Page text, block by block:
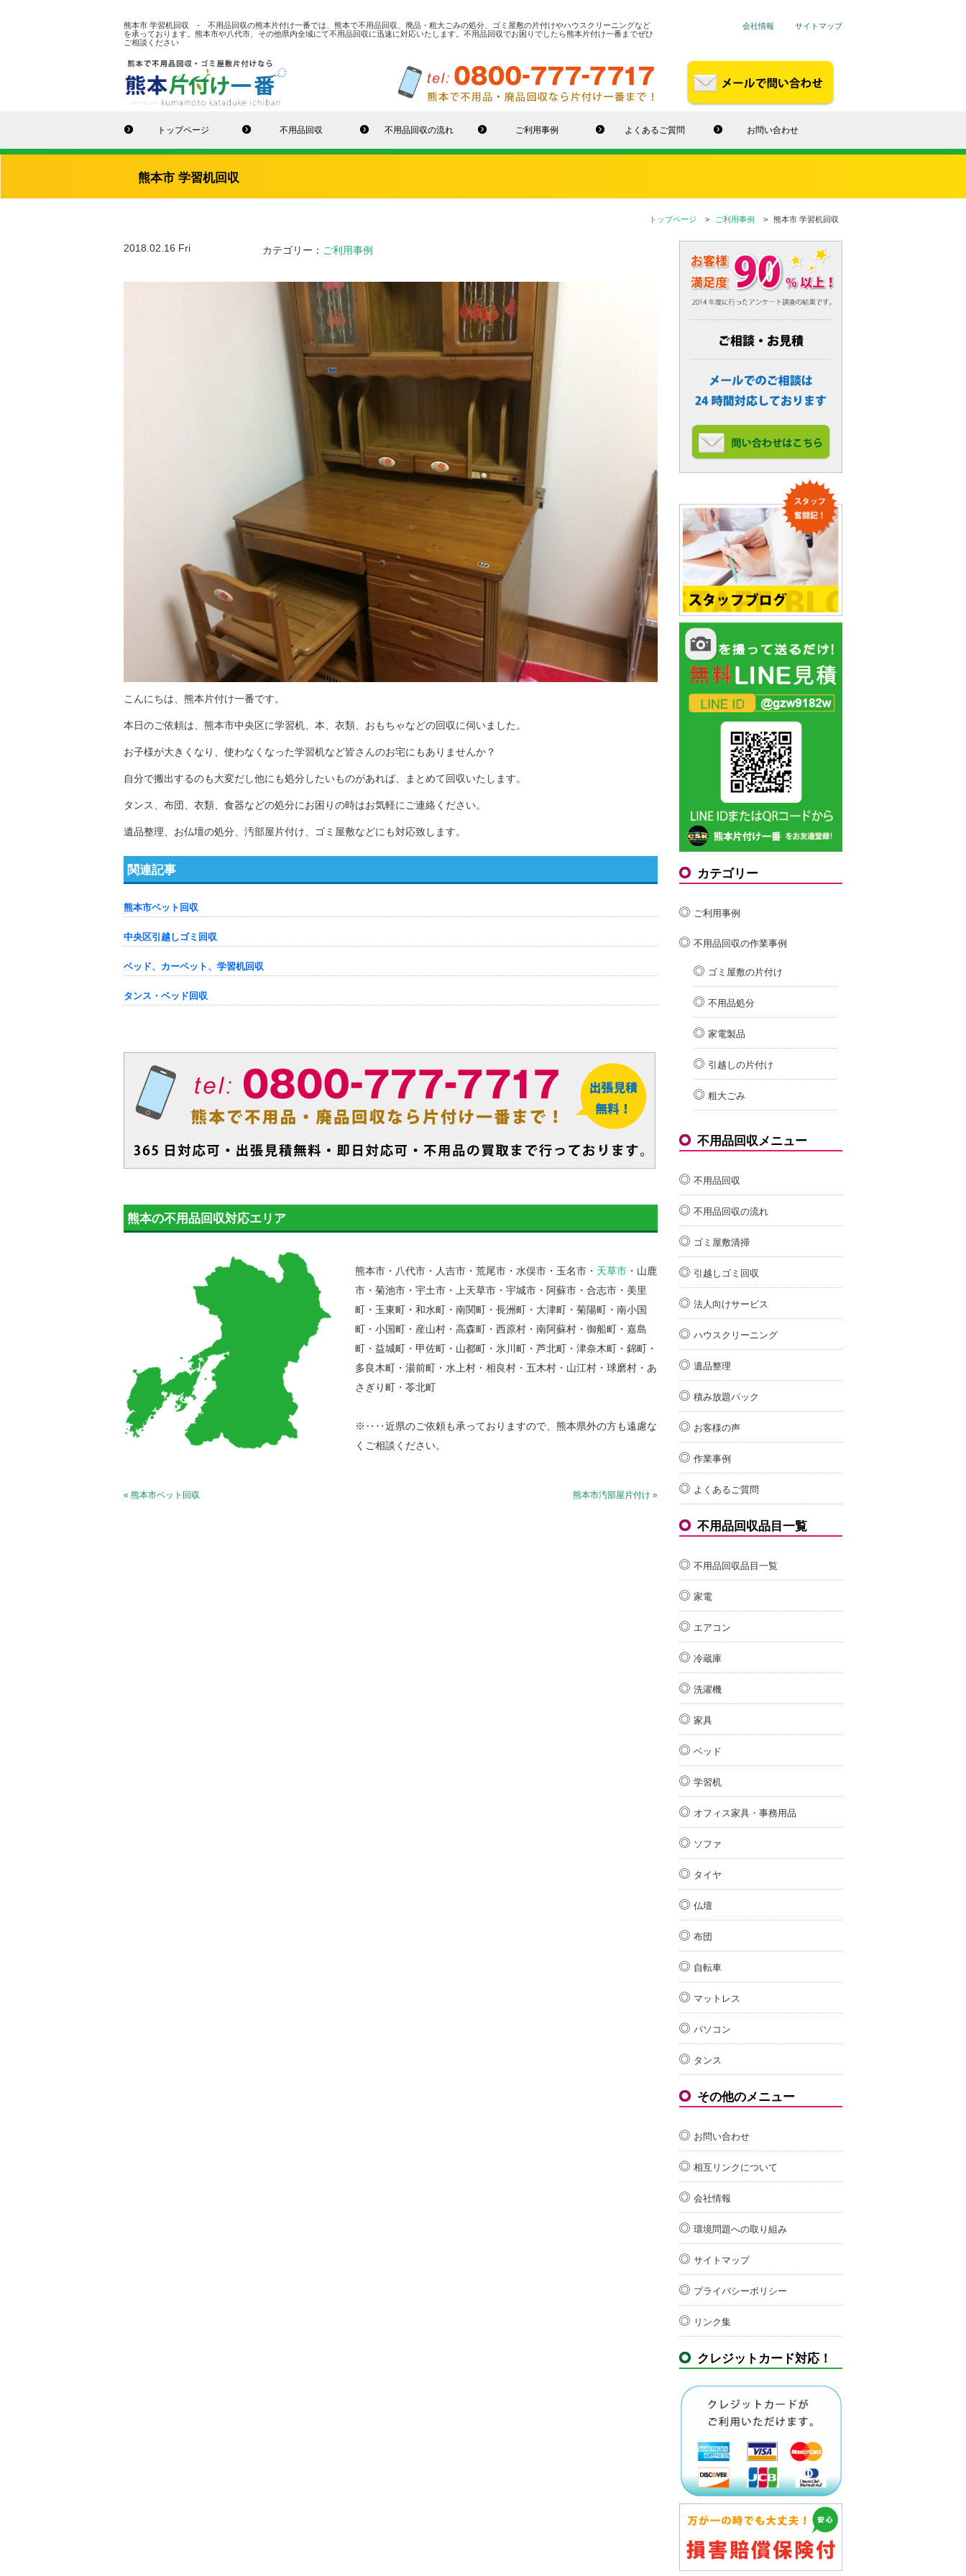
熊本市 学習机回収 - 不用品回収の熊本片付け一番では、熊本で不用品回収、廃品・粗大ごみの処分、ゴミ屋敷の片付けやハウスクリーニングなど
を承っております。熊本市や八代市、その他県内全域にて不用品回収に迅速に対応いたします。不用品回収でお困りでしたら熊本片付け一番までぜひ
ご相談ください
会社情報 サイトマップ
トップページ 不用品回収 不用品回収の流れ ご利用事例 よくあるご質問 お問い合わせ
熊本市 学習机回収
トップページ ご利用事例 熊本市 学習机回収
2018.02.16 Fri カテゴリー： ご利用事例
こんにちは、熊本片付け一番です。
本日のご依頼は、熊本市中央区に学習机、本、衣類、おもちゃなどの回収に伺いました。
お子様が大きくなり、使わなくなった学習机など皆さんのお宅にもありませんか？
自分で搬出するのも大変だし他にも処分したいものがあれば、まとめて回収いたします。
タンス、布団、衣類、食器などの処分にお困りの時はお気軽にご連絡ください。
遺品整理、お仏壇の処分、汚部屋片付け、ゴミ屋敷などにも対応致します。
関連記事
熊本市ベット回収
中央区引越しゴミ回収
ベッド、カーペット、学習机回収
タンス・ベッド回収
熊本の不用品回収対応エリア
熊本市・八代市・人吉市・荒尾市・水俣市・玉名市・ 天草市・山鹿
市・菊池市・宇土市・上天草市・宇城市・阿蘇市・合志市・美里
町・玉東町・和水町・南関町・長洲町・大津町・菊陽町・南小国
町・小国町・産山村・高森町・西原村・南阿蘇村・御船町・嘉島
町・益城町・甲佐町・山都町・氷川町・芦北町・津奈木町・錦町・
多良木町・湯前町・水上村・相良村・五木村・山江村・球磨村・あ
さぎり町・苓北町
※‥‥近県のご依頼も承っておりますので、熊本県外の方も遠慮な
くご相談ください。
« 熊本市ベット回収 熊本市汚部屋片付け »
カテゴリー
ご利用事例
不用品回収の作業事例
ゴミ屋敷の片付け
不用品処分
家電製品
引越しの片付け
粗大ごみ
不用品回収メニュー
不用品回収
不用品回収の流れ
ゴミ屋敷清掃
引越しゴミ回収
法人向けサービス
ハウスクリーニング
遺品整理
積み放題パック
お客様の声
作業事例
よくあるご質問
不用品回収品目一覧
不用品回収品目一覧
家電
エアコン
冷蔵庫
洗濯機
家具
ベッド
学習机
オフィス家具・事務用品
ソファ
タイヤ
仏壇
布団
自転車
マットレス
パソコン
タンス
その他のメニュー
お問い合わせ
相互リンクについて
会社情報
環境問題への取り組み
サイトマップ
プライバシーポリシー
リンク集
クレジットカード対応！